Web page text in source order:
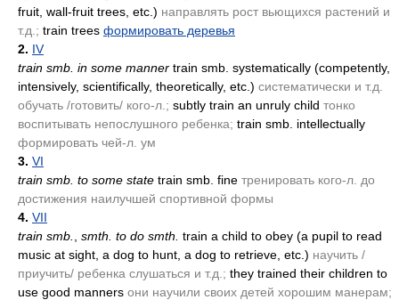
fruit, wall-fruit trees, etc.) направлять рост вьющихся растений и
т.д.; train trees формировать деревья
2. IV
train smb. in some manner train smb. systematically (competently,
intensively, scientifically, theoretically, etc.) систематически и т.д.
обучать /готовить/ кого-л.; subtly train an unruly child тонко
воспитывать непослушного ребенка; train smb. intellectually
формировать чей-л. ум
3. VI
train smb. to some state train smb. fine тренировать кого-л. до
достижения наилучшей спортивной формы
4. VII
train smb.
smth. to do smth. train a child to obey (a pupil to read
music at sight, a dog to hunt, a dog to retrieve, etc.) научить /
приучить/ ребенка слушаться и т.д.; they trained their children to
use good manners они научили своих детей хорошим манерам;